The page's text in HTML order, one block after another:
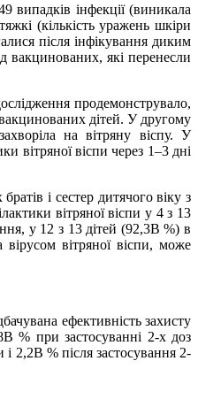
випадків інфекції (виникала
(кількість уражень шкіри
після інфікування диким
вакцинованих, які перенесли
продемонструвало,
дітей. У другому
на вітряну віспу. У
вітряної віспи через 1–3 дні
і сестер дитячого віку з
вітряної віспи у 4 з 13
у 12 з 13 дітей (92,3В %) в
вітряної віспи, може
ефективність захисту
% при застосуванні 2-х доз
2,2В % після застосування 2-